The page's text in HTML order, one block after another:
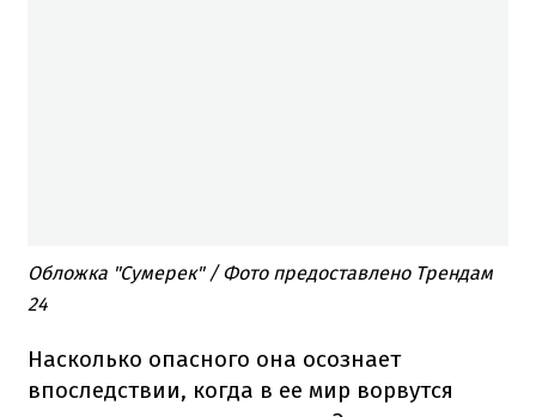
Обложка "Сумерек" / Фото предоставлено Трендам
24
Насколько опасного она осознает
впоследствии, когда в ее мир ворвутся